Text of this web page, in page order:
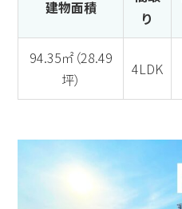
建物面積
り
94.35㎡（28.49
坪）
4LDK